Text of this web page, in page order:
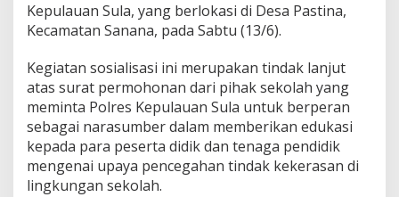
n
e
a
h
a
d
a
n
P
Kepulauan Sula, yang berlokasi di Desa Pastina,
Kecamatan Sanana, pada Sabtu (13/6).
Kegiatan sosialisasi ini merupakan tindak lanjut
atas surat permohonan dari pihak sekolah yang
meminta Polres Kepulauan Sula untuk berperan
sebagai narasumber dalam memberikan edukasi
kepada para peserta didik dan tenaga pendidik
mengenai upaya pencegahan tindak kekerasan di
lingkungan sekolah.